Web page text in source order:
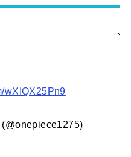
wXIQX25Pn9